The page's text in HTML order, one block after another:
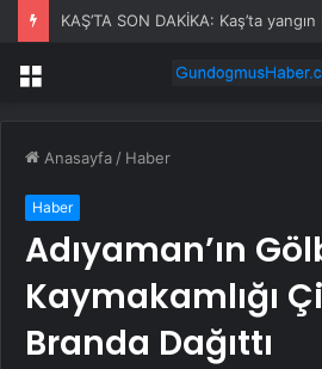
Menü
Anasayfa / Haber
Haber
Adıyaman’ın
Kaymakamlığı
Branda Dağıttı